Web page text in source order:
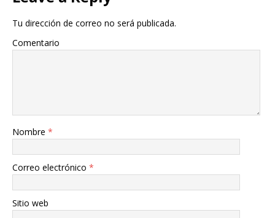
Tu dirección de correo no será publicada.
Comentario
Nombre *
Correo electrónico *
Sitio web